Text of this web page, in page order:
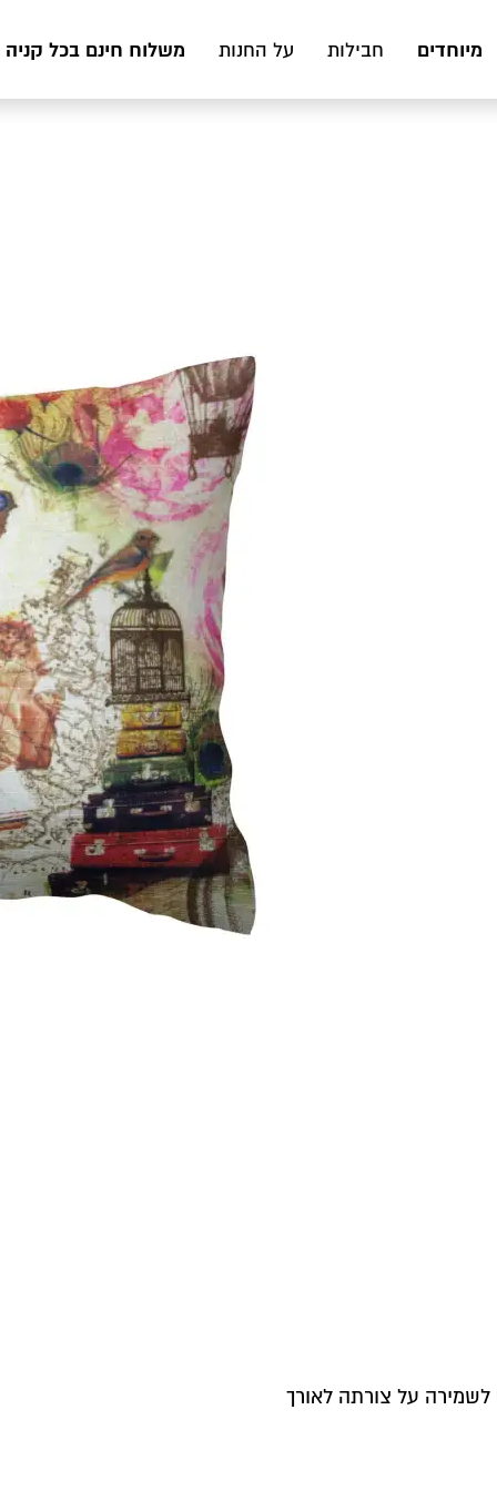
מיוחדים חבילות על החנות משלוח חינם בכל קניה מעל 199 ₪
לשמירה על צורתה לאורך